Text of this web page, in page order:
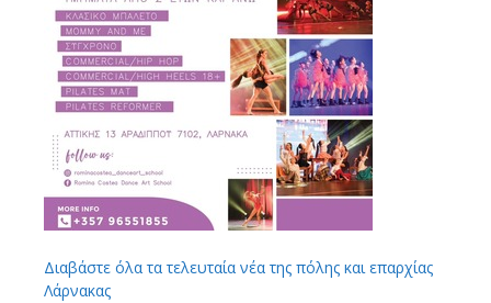
Διαβάστε όλα τα τελευταία νέα της πόλης και επαρχίας
Λάρνακας